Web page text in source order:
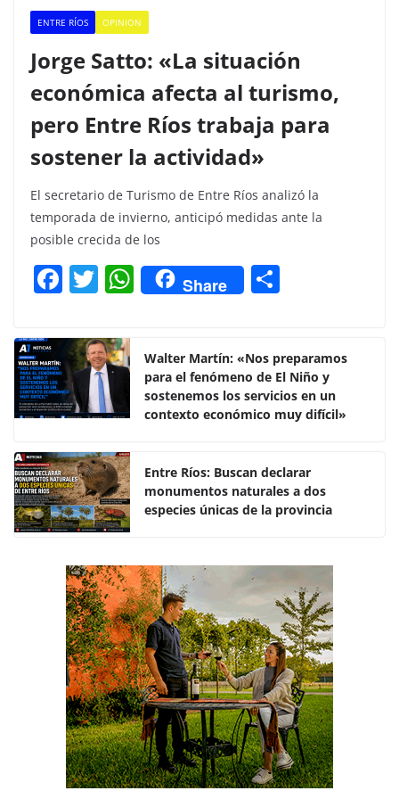
ENTRE RÍOS OPINION
Jorge Satto: «La situación
económica afecta al turismo,
pero Entre Ríos trabaja para
sostener la actividad»
El secretario de Turismo de Entre Ríos analizó la
temporada de invierno, anticipó medidas ante la
posible crecida de los
F
c
e
b
o
o
k
T
itt
er
W
h
s
A
p
Share
p
ar
tir
Walter Martín: «Nos preparamos
para el fenómeno de El Niño y
sostenemos los servicios en un
contexto económico muy difícil»
Entre Ríos: Buscan declarar
monumentos naturales a dos
especies únicas de la provincia